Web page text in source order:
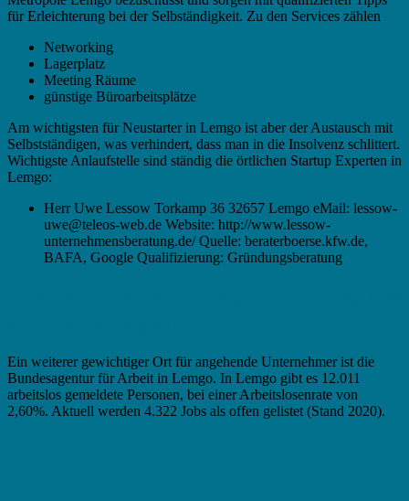
für Erleichterung bei der Selbständigkeit. Zu den Services zählen
Networking
Lagerplatz
Meeting Räume
günstige Büroarbeitsplätze
Am wichtigsten für Neustarter in Lemgo ist aber der Austausch mit
Selbstständigen, was verhindert, dass man in die Insolvenz schlittert.
Wichtigste Anlaufstelle sind ständig die örtlichen Startup Experten in
Lemgo:
Herr Uwe Lessow Torkamp 36 32657 Lemgo eMail: lessow-
uwe@teleos-web.de Website: http://www.lessow-
unternehmensberatung.de/ Quelle: beraterboerse.kfw.de,
BAFA, Google Qualifizierung: Gründungsberatung
Ein weiterer gewichtiger Ort für angehende Unternehmer ist die
Bundesagentur für Arbeit in Lemgo. In Lemgo gibt es 12.011
arbeitslos gemeldete Personen, bei einer Arbeitslosenrate von
2,60%. Aktuell werden 4.322 Jobs als offen gelistet (Stand 2020).